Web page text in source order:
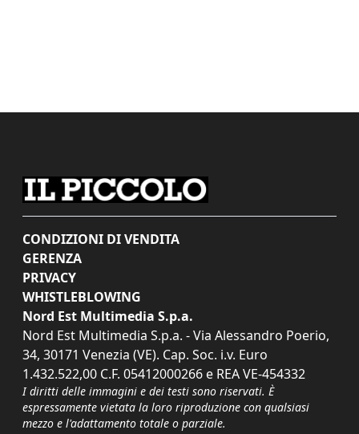
CONDIZIONI DI VENDITA
GERENZA
PRIVACY
WHISTLEBLOWING
Nord Est Multimedia S.p.a.
Nord Est Multimedia S.p.a. - Via Alessandro Poerio,
34, 30171 Venezia (VE). Cap. Soc. i.v. Euro
1.432.522,00 C.F. 05412000266 e REA VE-454332
I diritti delle immagini e dei testi sono riservati. È
espressamente vietata la loro riproduzione con qualsiasi
mezzo e l'adattamento totale o parziale.